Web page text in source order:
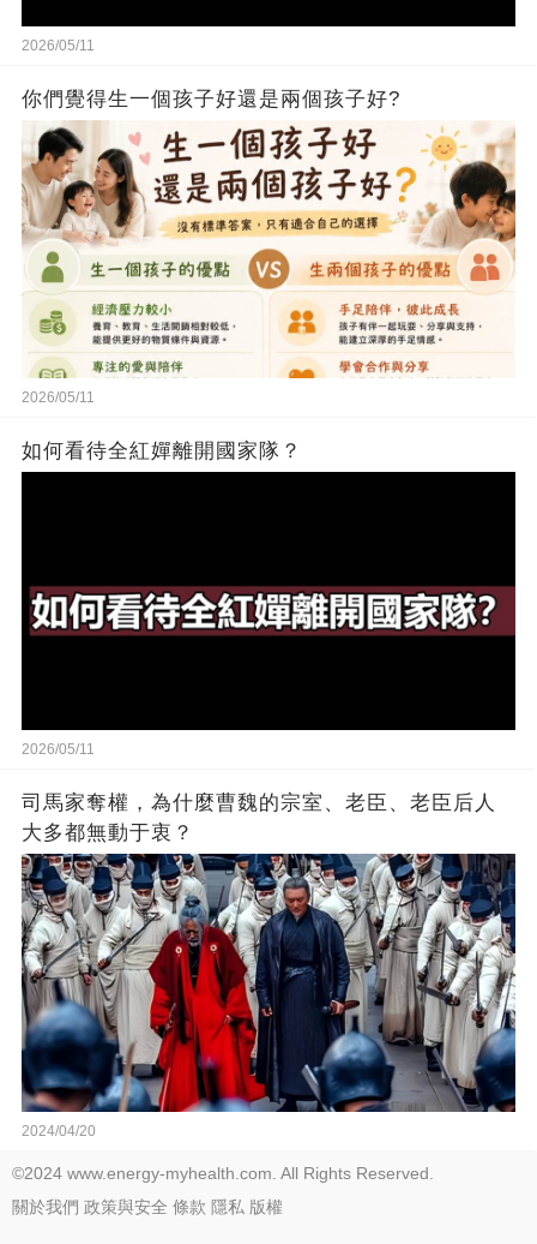
2026/05/11
你們覺得生一個孩子好還是兩個孩子好?
2026/05/11
如何看待全紅嬋離開國家隊？
2026/05/11
司馬家奪權，為什麼曹魏的宗室、老臣、老臣后人
大多都無動于衷？
2024/04/20
©2024 www.energy-myhealth.com. All Rights Reserved.
關於我們 政策與安全 條款 隱私 版權